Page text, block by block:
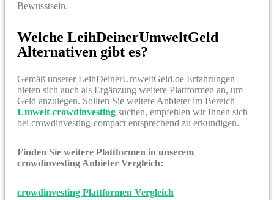
Bewusstsein.
Welche LeihDeinerUmweltGeld
Alternativen gibt es?
Gemäß unserer LeihDeinerUmweltGeld.de Erfahrungen
bieten sich auch als Ergänzung weitere Plattformen an, um
Geld anzulegen. Sollten Sie weitere Anbieter im Bereich
Umwelt-crowdinvesting suchen, empfehlen wir Ihnen sich
bei crowdinvesting-compact entsprechend zu erkundigen.
Finden Sie weitere Plattformen in unserem
crowdinvesting Anbieter Vergleich:
crowdinvesting Plattformen Vergleich